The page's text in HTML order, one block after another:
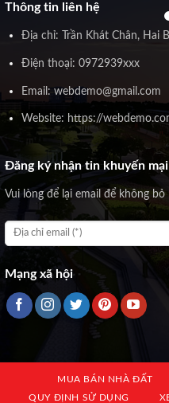
Thông tin liên hệ
Địa chỉ: Trần Khát Chân, Hai
Điện thoại: 0972939xxx
Email: webdemo@gmail.com
Website: https://
Đăng ký nhận tin khuyến mại
Vui lòng để lại email để không
Mạng xã hội
MUA BÁN NHÀ ĐẤT
QUY ĐỊNH SỬ DỤNG